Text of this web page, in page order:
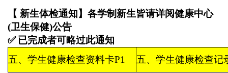
【 新生体检通知】各学制新生皆请详阅健康中心
(卫生保健)公告
✅ 已完成者可略过此通知
五、学生健康检查资料卡P1
五、学生健康检查记